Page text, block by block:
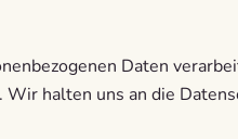
Daten
halten uns an die